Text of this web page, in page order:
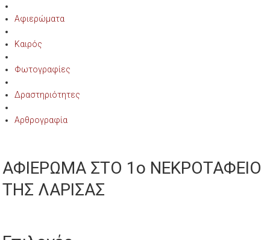
Αφιερώματα
Καιρός
Φωτογραφίες
Δραστηριότητες
Αρθρογραφία
ΑΦΙΕΡΩΜΑ ΣΤΟ 1ο ΝΕΚΡΟΤΑΦΕΙΟ
ΤΗΣ ΛΑΡΙΣΑΣ